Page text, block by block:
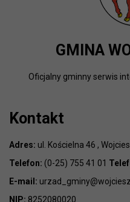
GMINA
Oficjalny gminny serwis
Kontakt
Adres: ul. Kościelna 46 ,
Telefon: (0-25) 755 41 01
E-mail:
NIP: 8252080020